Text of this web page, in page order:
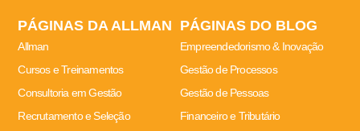
PÁGINAS DA ALLMAN
Allman
Cursos e Treinamentos
Consultoria em Gestão
Recrutamento e Seleção
PÁGINAS DO BLOG
Empreendedorismo & Inovação
Gestão de Processos
Gestão de Pessoas
Financeiro e Tributário